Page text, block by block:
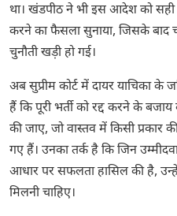
था। खंडपीठ ने भी इस आदेश को सही
करने का फैसला सुनाया, जिसके बाद
चुनौती खड़ी हो गई।
अब सुप्रीम कोर्ट में दायर याचिका के
हैं कि पूरी भर्ती को रद्द करने के
की जाए, जो वास्तव में किसी प्रकार
गए हैं। उनका तर्क है कि जिन
आधार पर सफलता हासिल की है,
मिलनी चाहिए।